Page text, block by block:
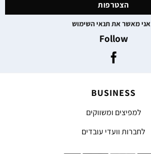
אני מאשר את תנאי השימוש
Follow
BUSINESS
למפיצים ומשווקים
לחברות וועדי עובדים